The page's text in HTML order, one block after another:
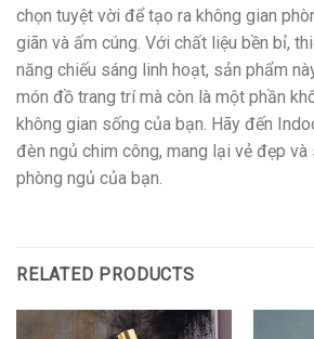
chọn tuyệt vời để tạo ra không gian
giãn và ấm cúng. Với chất liệu bền bỉ,
năng chiếu sáng linh hoạt, sản phẩm
món đồ trang trí mà còn là một phần
không gian sống của bạn. Hãy đến
đèn ngủ chim công, mang lại vẻ đẹp
phòng ngủ của bạn.
RELATED PRODUCTS